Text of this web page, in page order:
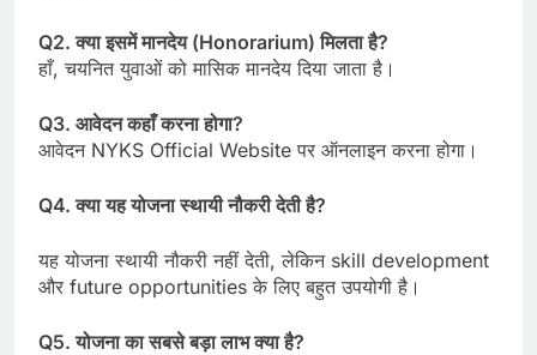
Q2. क्या इसमें मानदेय (Honorarium) मिलता है?
हाँ, चयनित युवाओं को मासिक मानदेय दिया जाता है।
Q3. आवेदन कहाँ करना होगा?
आवेदन NYKS Official Website पर ऑनलाइन करना होगा।
Q4. क्या यह योजना स्थायी नौकरी देती है?
यह योजना स्थायी नौकरी नहीं देती, लेकिन skill development
और future opportunities के लिए बहुत उपयोगी है।
Q5. योजना का सबसे बड़ा लाभ क्या है?